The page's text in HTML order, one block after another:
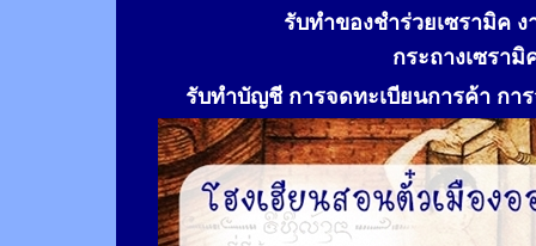
รับทำของชำร่วยเซรามิค
กระถางเซรา
รับทำบัญชี การจดทะเบียนการค้า กา